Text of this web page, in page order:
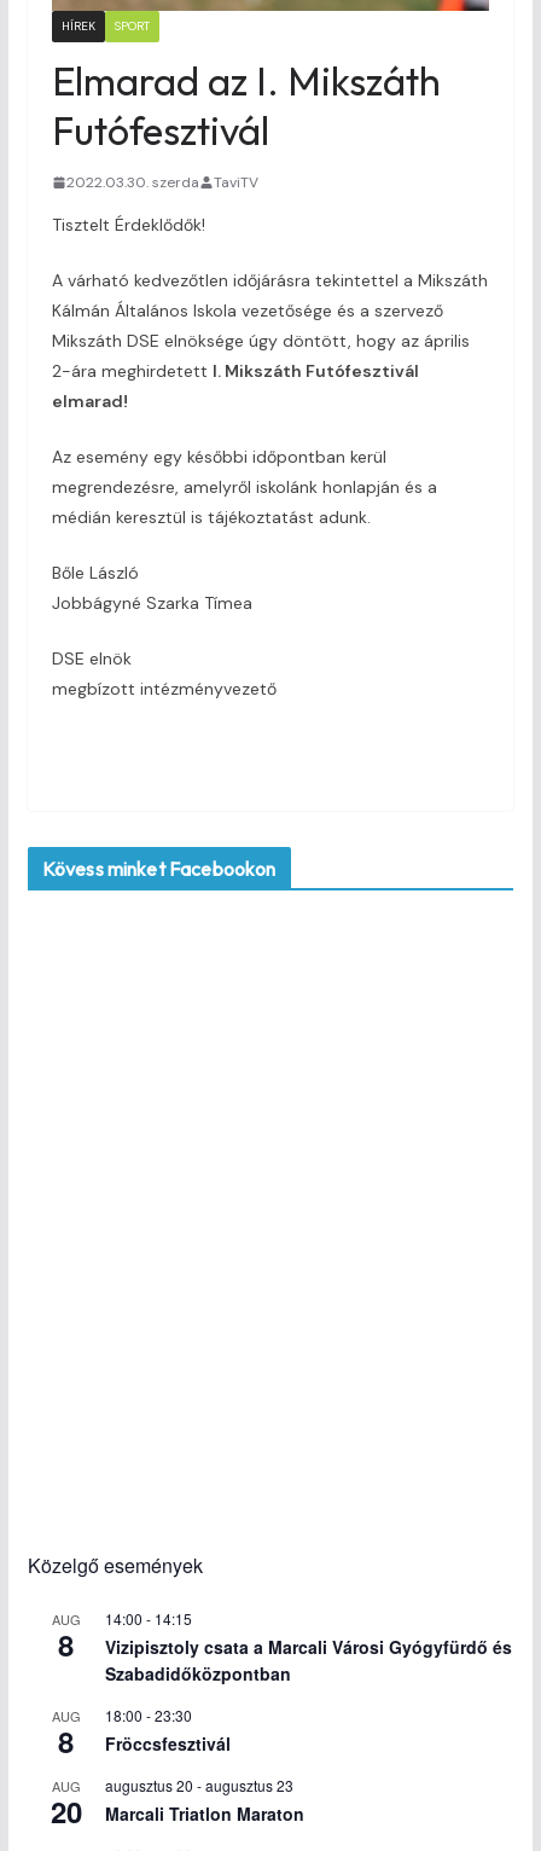
HÍREK SPORT
Elmarad az I. Mikszáth
Futófesztivál
2022.03.30. szerda TaviTV
Tisztelt Érdeklődők!
A várható kedvezőtlen időjárásra tekintettel a Mikszáth
Kálmán Általános Iskola vezetősége és a szervező
Mikszáth DSE elnöksége úgy döntött, hogy az április
2-ára meghirdetett I. Mikszáth Futófesztivál
elmarad!
Az esemény egy későbbi időpontban kerül
megrendezésre, amelyről iskolánk honlapján és a
médián keresztül is tájékoztatást adunk.
Bőle László
Jobbágyné Szarka Tímea
DSE elnök
megbízott intézményvezető
Kövess minket Facebookon
Közelgő események
AUG
8
14:00 - 14:15
Vizipisztoly csata a Marcali Városi Gyógyfürdő és
Szabadidőközpontban
AUG
8
18:00 -23:30
Fröccsfesztivál
AUG
20
augusztus 20 -augusztus 23
Marcali Triatlon Maraton